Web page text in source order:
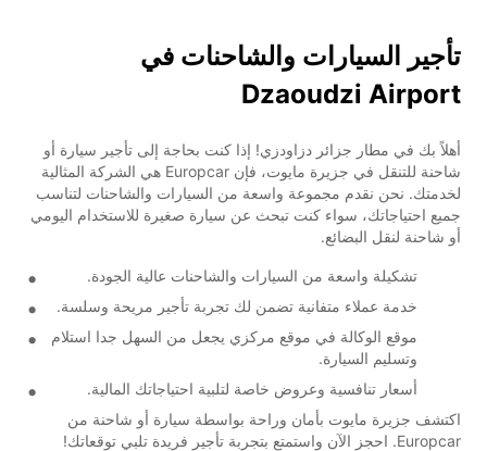
تأجير السيارات والشاحنات في
Dzaoudzi Airport
أهلاً بك في مطار جزائر دزاودزي! إذا كنت بحاجة إلى تأجير سيارة أو
شاحنة للتنقل في جزيرة مايوت، فإن Europcar هي الشركة المثالية
لخدمتك. نحن نقدم مجموعة واسعة من السيارات والشاحنات لتناسب
جميع احتياجاتك، سواء كنت تبحث عن سيارة صغيرة للاستخدام اليومي
أو شاحنة لنقل البضائع.
تشكيلة واسعة من السيارات والشاحنات عالية الجودة.
خدمة عملاء متفانية تضمن لك تجربة تأجير مريحة وسلسة.
موقع الوكالة في موقع مركزي يجعل من السهل جدا استلام
وتسليم السيارة.
أسعار تنافسية وعروض خاصة لتلبية احتياجاتك المالية.
اكتشف جزيرة مايوت بأمان وراحة بواسطة سيارة أو شاحنة من
Europcar. احجز الآن واستمتع بتجربة تأجير فريدة تلبي توقعاتك!